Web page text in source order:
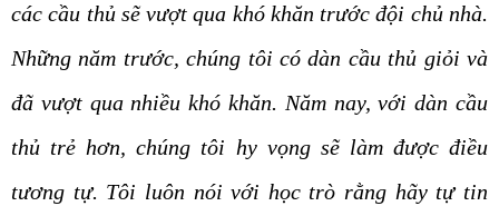
các cầu thủ sẽ vượt qua khó khăn trước đội chủ nhà.
Những năm trước, chúng tôi có dàn cầu thủ giỏi và
đã vượt qua nhiều khó khăn. Năm nay, với dàn cầu
thủ trẻ hơn, chúng tôi hy vọng sẽ làm được điều
tương tự. Tôi luôn nói với học trò rằng hãy tự tin